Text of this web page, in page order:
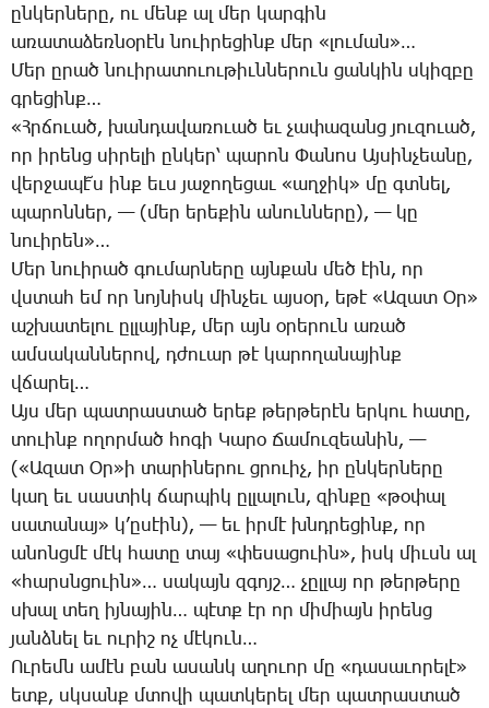
ըն­կեր­նե­րը, ու մենք ալ մեր կար­գին
ա­ռա­տա­ձեռ­նօ­րէն նո­ւի­րե­ցինք մեր «լու­ման»…
­Մեր ը­րած նո­ւի­րա­տո­ւու­թիւն­նե­րուն ցան­կին սկիզ­բը
գրե­ցինք…
«Հր­ճո­ւած, խան­դա­վա­ռո­ւած եւ չա­փա­զանց յու­զո­ւած,
որ ի­րենց սի­րե­լի ըն­կեր՝ պա­րոն ­Փա­նոս Այ­սին­չեա­նը,
վեր­ջա­պէ՜ս ինք եւս յա­ջո­ղե­ցաւ «աղ­ջիկ» մը գտնել,
պա­րոն­ներ, — (մեր ե­րե­քին ա­նուն­նե­րը), — կը
նո­ւի­րեն»…
­Մեր նո­ւի­րած գու­մար­նե­րը այն­քան մեծ էին, որ
վստահ եմ որ նոյ­նիսկ մին­չեւ այ­սօր, ե­թէ «Ա­զատ Օր»
աշ­խա­տե­լու ըլ­լա­յինք, մեր այն օ­րե­րուն ա­ռած
ամ­սա­կան­նե­րով, դժո­ւար թէ կա­րո­ղա­նա­յինք
վճա­րել…
Այս մեր պատ­րաս­տած ե­րեք թեր­թե­րէն եր­կու հա­տը,
տո­ւինք ո­ղոր­մած հո­գի ­Կա­րօ ­Ճա­մու­զեա­նին, —
(«Ա­զատ Օր»ի տա­րի­նե­րու ցրո­ւիչ, իր ըն­կեր­նե­րը
կաղ եւ սաս­տիկ ճար­պիկ ըլ­լա­լուն, զին­քը «թօ­փալ
սա­տա­նայ» կ­’ը­սէին), — եւ իր­մէ խնդրե­ցինք, որ
ա­նոնց­մէ մէկ հա­տը տայ «փե­սա­ցո­ւին», իսկ միւսն ալ
«հարսն­ցո­ւին»… սա­կայն զգոյշ… չըլ­լայ որ թեր­թե­րը
սխալ տեղ իյ­նա­յին… պէտք էր որ մի­միայն ի­րենց
յանձ­նել եւ ու­րիշ ոչ մէ­կուն…
Ու­րեմն ա­մէն բան ա­սանկ ա­ղո­ւոր մը «դա­սա­ւո­րե­լէ»
ետք, սկսանք մտո­վի պատ­կե­րել մեր պատ­րաս­տած